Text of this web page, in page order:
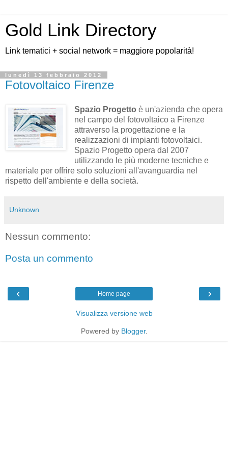
Gold Link Directory
Link tematici + social network = maggiore popolarità!
lunedì 13 febbraio 2012
Fotovoltaico Firenze
Spazio Progetto è un'azienda che opera
nel campo del fotovoltaico a Firenze
attraverso la progettazione e la
realizzazioni di impianti fotovoltaici.
Spazio Progetto opera dal 2007
utilizzando le più moderne tecniche e
materiale per offrire solo soluzioni all'avanguardia nel
rispetto dell'ambiente e della società.
Unknown
Nessun commento:
Posta un commento
‹ ›
Home page
Visualizza versione web
Powered by Blogger.